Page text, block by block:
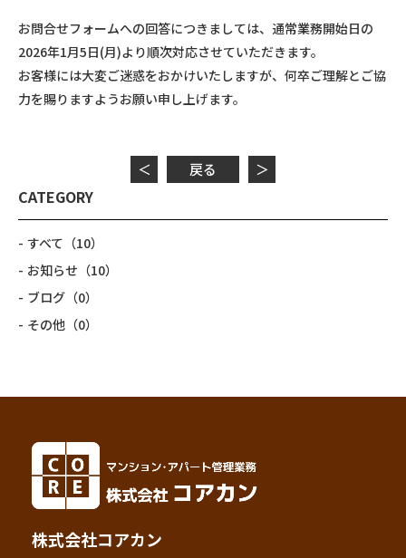
お問合せフォームへの回答につきましては、通常業務開始日の
2026年1月5日(月)より順次対応させていただきます。
お客様には大変ご迷惑をおかけいたしますが、何卒ご理解とご協
力を賜りますようお願い申し上げます。
＜ 戻る ＞
CATEGORY
すべて （10）
お知らせ （10）
ブログ （0）
その他 （0）
株式会社コアカン